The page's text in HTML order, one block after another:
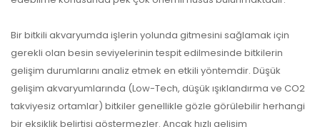
Bir bitkili akvaryumda işlerin yolunda gitmesini sağlamak için
gerekli olan besin seviyelerinin tespit edilmesinde bitkilerin
gelişim durumlarını analiz etmek en etkili yöntemdir. Düşük
gelişim akvaryumlarında (Low-Tech, düşük ışıklandırma ve CO2
takviyesiz ortamlar) bitkiler genellikle gözle görülebilir herhangi
bir eksiklik belirtisi göstermezler. Ancak hızlı gelişim